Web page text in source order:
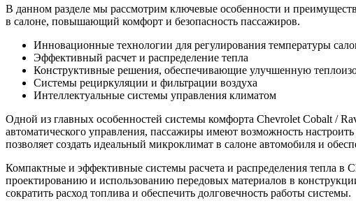
В данном разделе мы рассмотрим ключевые особенности и
в салоне, повышающий комфорт и безопасность пассажиров.
Инновационные технологии для регулирования температуры
Эффективный расчет и распределение тепла
Конструктивные решения, обеспечивающие улучшенную
Системы рециркуляции и фильтрации воздуха
Интеллектуальные системы управления климатом
Одной из главных особенностей системы комфорта Chevrolet Cobalt /
автоматического управления, пассажиры имеют возможность
позволяет создать идеальный микроклимат в салоне автомобиля и
Компактные и эффективные системы расчета и распределения тепла в
проектированию и использованию передовых материалов в
сократить расход топлива и обеспечить долговечность работы системы.